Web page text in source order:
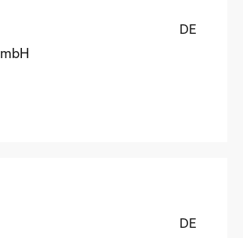
DE
DE